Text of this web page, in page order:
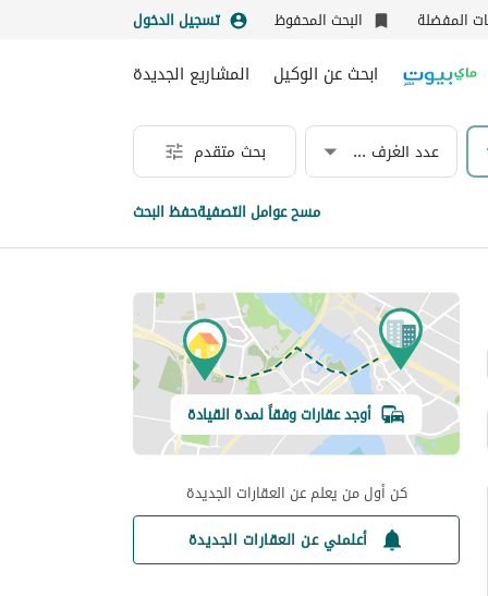
المفضلة البحث المحفوظ تسجيل الدخول
ابحث عن الوكيل المشاريع الجديدة
عدد الغرف & الحمامات بحث متقدم
مسح عوامل التصفيةحفظ البحث
أوجد عقارات وفقاً لمدة القيادة
كن أول من يعلم عن العقارات الجديدة
أعلمني عن العقارات الجديدة